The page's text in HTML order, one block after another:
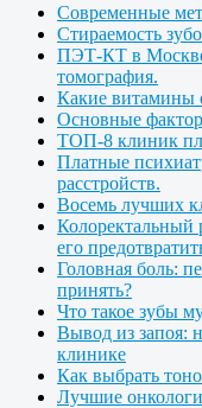
Современные
Стираемость
ПЭТ-КТ в
томография.
Какие витамины
Основные
ТОП-8 клиник
Платные
расстройств.
Восемь лучших
Колоректальный
его
Головная боль:
принять?
Что такое зубы
Вывод из запоя:
клинике
Как выбрать
Лучшие